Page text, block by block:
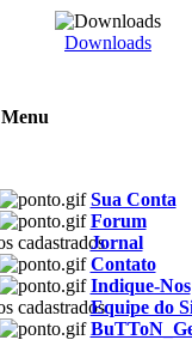
Downloads
Menu
Sua Conta
Forum
Jornal
Contato
Indique-Nos
Equipe do